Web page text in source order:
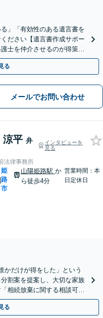
」「有効性のある遺言書を
ださい【遺言書作成サポー
士を仲介させるのが得策で
っかり対応
る
メールでお問い合わせ
涼平 弁
インタビューを
見る
法律事務所
|
姫
路
市
山陽姫路駅 か
ら徒歩4分
営業時間：本
日定休日
かだけが得をした」という
割案を提案し、大切な家族
相続放棄に関する相談可」
完全個室相談】
る